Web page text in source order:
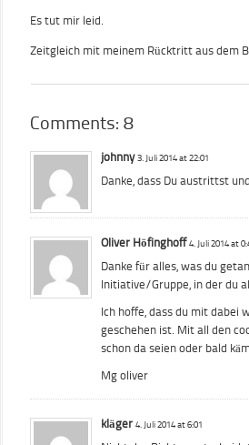
Es tut mir leid.
Zeitgleich mit meinem Rücktritt aus dem
Comments: 8
johnny 3. Juli 2014 at 22:01
Danke, dass Du austrittst
Oliver Höfinghoff 4. Juli 2014 at
Danke für alles, was du
Initiative/Gruppe, in der du
Ich hoffe, dass du mit dabei
geschehen ist. Mit all den
schon da seien oder bald
Mg oliver
kläger 4. Juli 2014 at 6:01